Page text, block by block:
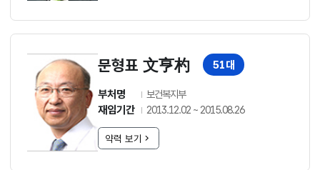
51대
문형표 文亨杓
부처명 보건복지부
재임기간 2013.12.02 ~ 2015.08.26
약력 보기